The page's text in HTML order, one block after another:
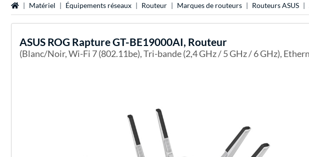
Page d'accueil
Matériel Équipements réseaux Routeur Marques de routeurs Routeurs ASUS
ASUS ROG Rapture GT-BE19000AI, Routeur
(Blanc/Noir, Wi-Fi 7 (802.11be), Tri-bande (2,4 GHz / 5 GHz / 6 GHz),